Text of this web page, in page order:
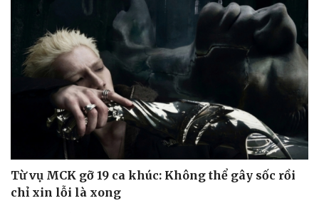
Từ vụ MCK gỡ 19 ca khúc: Không thể gây sốc rồi
chỉ xin lỗi là xong